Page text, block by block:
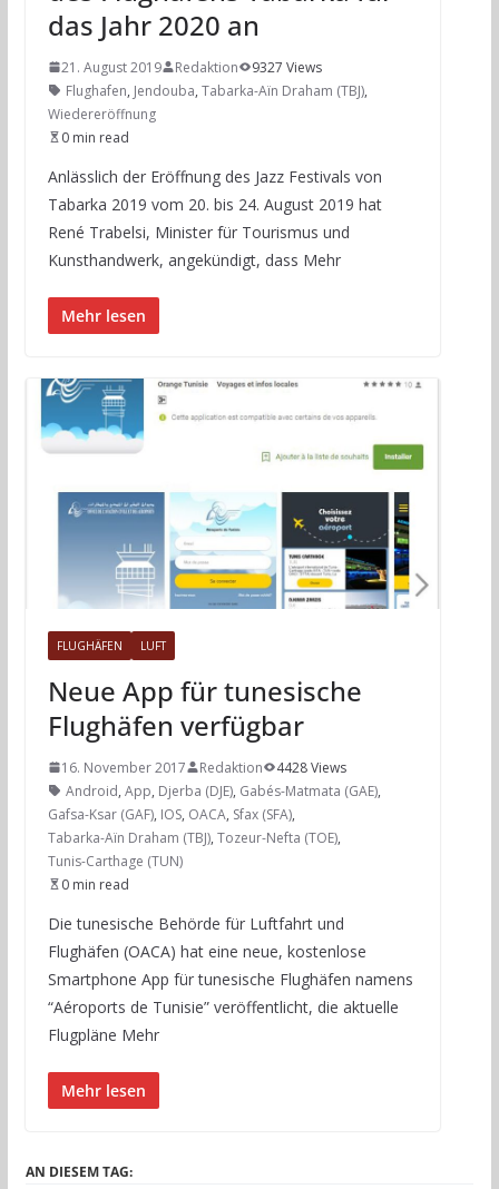
das Jahr 2020 an
21. August 2019 Redaktion
9327 Views
Flughafen, Jendouba, Tabarka-Aïn Draham (TBJ),
Wiedereröffnung
0 min read
Anlässlich der Eröffnung des Jazz Festivals von
Tabarka 2019 vom 20. bis 24. August 2019 hat
René Trabelsi, Minister für Tourismus und
Kunsthandwerk, angekündigt, dass Mehr
Mehr lesen
FLUGHÄFEN LUFT
Neue App für tunesische
Flughäfen verfügbar
16. November 2017 Redaktion
4428 Views
Android, App, Djerba (DJE), Gabés-Matmata (GAE),
Gafsa-Ksar (GAF), IOS, OACA, Sfax (SFA),
Tabarka-Aïn Draham (TBJ), Tozeur-Nefta (TOE),
Tunis-Carthage (TUN)
0 min read
Die tunesische Behörde für Luftfahrt und
Flughäfen (OACA) hat eine neue, kostenlose
Smartphone App für tunesische Flughäfen namens
“Aéroports de Tunisie” veröffentlicht, die aktuelle
Flugpläne Mehr
Mehr lesen
AN DIESEM TAG: